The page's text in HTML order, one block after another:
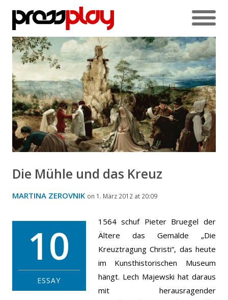
Die Mühle und das Kreuz
MARTINA ZEROVNIK on 1. März 2012 at 20:09
10
ESSAY
1564 schuf Pieter Bruegel der
Ältere das Gemälde „Die
Kreuztragung Christi“, das heute
im Kunsthistorischen Museum
hängt. Lech Majewski hat daraus
mit herausragender